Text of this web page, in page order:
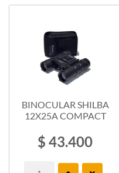
BINOCULAR SHILBA
12X25A COMPACT
$ 43.400